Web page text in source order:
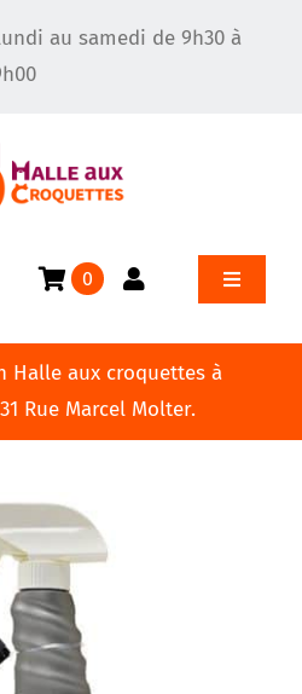
au samedi de 9h30 à
0
Toggle
Halle aux croquettes à
Rue Marcel Molter.